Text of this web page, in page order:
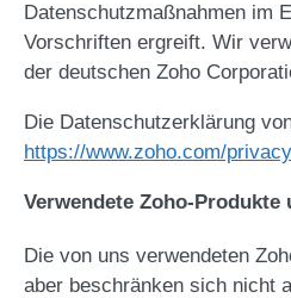
Datenschutzmaßnahmen im
Vorschriften ergreift. Wir
der deutschen Zoho
Die Datenschutzerklärung
https://www.zoho.com/
Verwendete Zoho-Produkte
Die von uns verwendeten
aber beschränken sich nicht